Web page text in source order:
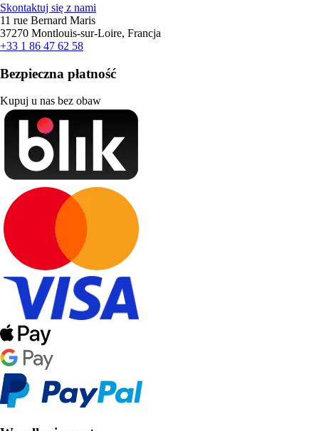
Skontaktuj się z nami
11 rue Bernard Maris
37270 Montlouis-sur-Loire, Francja
+33 1 86 47 62 58
Bezpieczna płatność
Kupuj u nas bez obaw